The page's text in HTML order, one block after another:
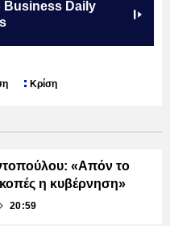
Business Daily
Κρίση
«Απόν το
η κυβέρνηση»
20:59